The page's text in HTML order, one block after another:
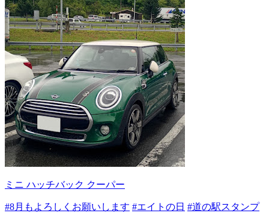
ミニ ハッチバック クーパー
#8月もよろしくお願いします #エイトの日 #道の駅スタンプ